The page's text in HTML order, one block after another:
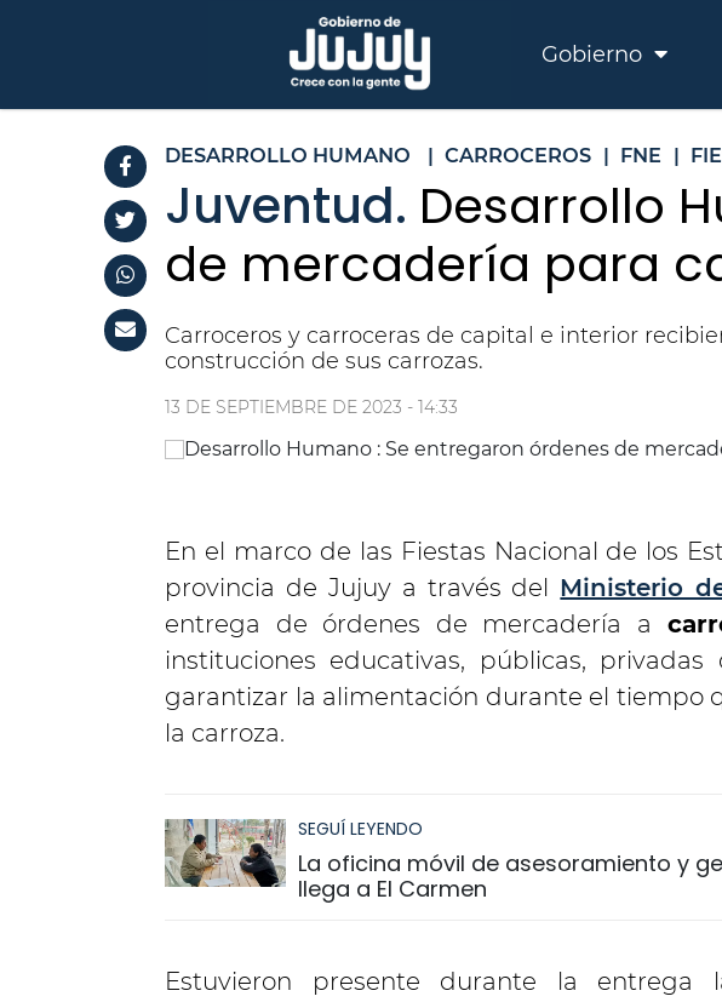
Gobierno
DESARROLLO HUMANO | CARROCEROS | FNE |
Juventud. Desarrollo
de mercadería para
Carroceros y carroceras de capital e interior
construcción de sus carrozas.
13 DE SEPTIEMBRE DE 2023 - 14:33
En el marco de las Fiestas Nacional de los
provincia de Jujuy a través del Ministerio
entrega de órdenes de mercadería a
instituciones educativas, públicas,
garantizar la alimentación durante el tiempo
la carroza.
SEGUÍ LEYENDO
La oficina móvil de asesoramiento y
llega a El Carmen
Estuvieron presente durante la entrega